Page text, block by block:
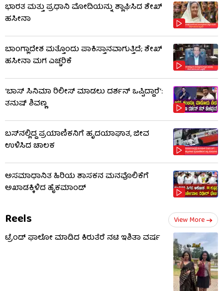
ಭಾರತ ಮತ್ತು ಪ್ರಧಾನಿ ಮೋದಿಯನ್ನು ಶ್ಲಾಘಿಸಿದ ಶೇಖ್
ಹಸೀನಾ
ಬಾಂಗ್ಲಾದೇಶ ಮತ್ತೊಂದು ಪಾಕಿಸ್ತಾನವಾಗುತ್ತಿದೆ; ಶೇಖ್
ಹಸೀನಾ ಮಗ ಎಚ್ಚರಿಕೆ
‘ಬಾಸ್ ಸಿನಿಮಾ ರಿಲೀಸ್ ಮಾಡಲು ದರ್ಶನ್ ಒಪ್ಪಿದ್ದಾರೆ’:
ತನುಷ್ ಶಿವಣ್ಣ
ಬಸ್‌ನಲ್ಲಿದ್ದ ಪ್ರಯಾಣಿಕನಿಗೆ ಹೃದಯಾಘಾತ, ಜೀವ
ಉಳಿಸಿದ ಚಾಲಕ
ಅಸಮಾಧಾನಿತ ಹಿರಿಯ ಶಾಸಕನ ಮನವೊಲಿಕೆಗೆ
ಅಖಾಡಕ್ಕಿಳಿದ ಹೈಕಮಾಂಡ್
Reels View More
ಟ್ರೆಂಡ್​​ ಫಾಲೋ ಮಾಡಿದ ಕಿರುತೆರೆ ನಟಿ ಇಶಿತಾ ವರ್ಷ